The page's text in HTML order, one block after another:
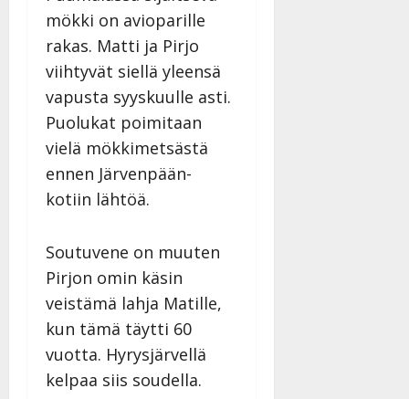
mökki on avioparille
rakas. Matti ja Pirjo
viihtyvät siellä yleensä
vapusta syyskuulle asti.
Puolukat poimitaan
vielä mökkimetsästä
ennen Järvenpään-
kotiin lähtöä.
Soutuvene on muuten
Pirjon omin käsin
veistämä lahja Matille,
kun tämä täytti 60
vuotta. Hyrysjärvellä
kelpaa siis soudella.